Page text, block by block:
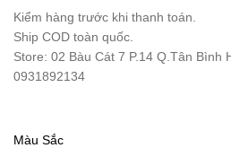
Kiểm hàng trước khi thanh toán.
Ship COD toàn quốc.
Store: 02 Bàu Cát 7 P.14 Q.Tân Bình
0931892134
Màu Sắc